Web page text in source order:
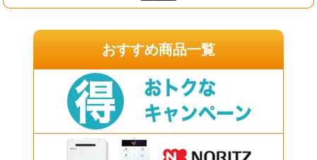
おすすめ商品一覧